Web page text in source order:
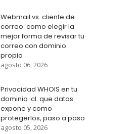
Webmail vs. cliente de
correo: como elegir la
mejor forma de revisar tu
correo con dominio
propio
agosto 06, 2026
Privacidad WHOIS en tu
dominio .cl: que datos
expone y como
protegerlos, paso a paso
agosto 05, 2026